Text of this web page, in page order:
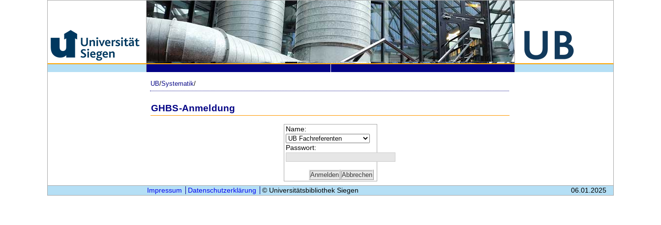
UB/Systematik/
GHBS-Anmeldung
Name:
Passwort:
Impressum Datenschutzerklärung © Universitätsbibliothek Siegen 06.01.2025